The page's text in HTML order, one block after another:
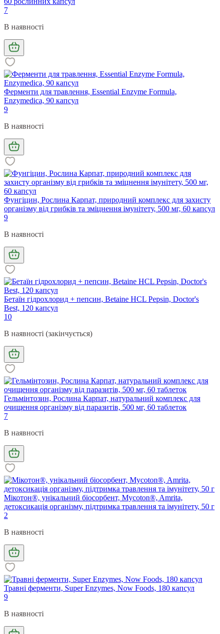
7
В наявності
Ферменти для травлення, Essential Enzyme Formula,
Enzymedica, 90 капсул
9
В наявності
Фунгіцин, Рослина Карпат, природний комплекс для захисту
організму від грибків та зміцнення імунітету, 500 мг, 60 капсул
9
В наявності
Бетаїн гідрохлорид + пепсин, Betaine HCL Pepsin, Doctor's
Best, 120 капсул
10
В наявності (закінчується)
Гельмінтозин, Рослина Карпат, натуральний комплекс для
очищення організму від паразитів, 500 мг, 60 таблеток
7
В наявності
Мікотон®, унікальний біосорбент, Mycoton®, Amrita,
детоксикація організму, підтримка травлення та імунітету, 50 г
2
В наявності
Травні ферменти, Super Enzymes, Now Foods, 180 капсул
9
В наявності